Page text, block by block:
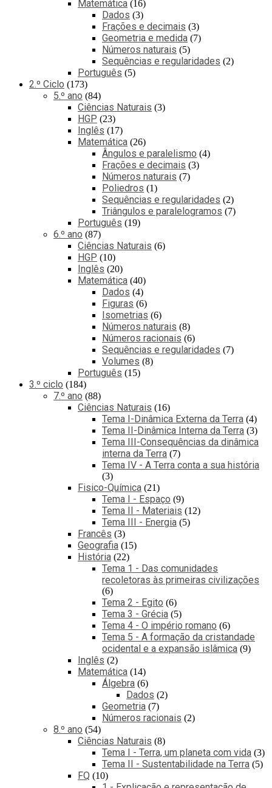
Matemática 16
Dados 3
Frações e decimais 3
Geometria e medida 7
Números naturais 5
Sequências e regularidades 2
Português 5
2.º Ciclo 173
5.º ano 84
Ciências Naturais 3
HGP 23
Inglês 17
Matemática 26
Ângulos e paralelismo 4
Frações e decimais 3
Números naturais 7
Poliedros 1
Sequências e regularidades 2
Triângulos e paralelogramos 7
Português 19
6.º ano 87
Ciências Naturais 6
HGP 10
Inglês 20
Matemática 40
Dados 4
Figuras 6
Isometrias 6
Números naturais 8
Números racionais 6
Sequências e regularidades 7
Volumes 8
Português 15
3.º ciclo 184
7.º ano 88
Ciências Naturais 16
Tema I-Dinâmica Externa da Terra 4
Tema II-Dinâmica Interna da Terra 3
Tema III-Consequências da dinâmica
interna da Terra 7
Tema IV - A Terra conta a sua história
3
Fisico-Química 21
Tema I - Espaço 9
Tema II - Materiais 12
Tema III - Energia 5
Francês 3
Geografia 15
História 22
Tema 1 - Das comunidades
recoletoras às primeiras civilizações
6
Tema 2 - Egito 6
Tema 3 - Grécia 5
Tema 4 - O império romano 6
Tema 5 - A formação da cristandade
ocidental e a expansão islâmica 9
Inglês 2
Matemática 14
Álgebra 6
Dados 2
Geometria 7
Números racionais 2
8.º ano 54
Ciências Naturais 8
Tema I - Terra, um planeta com vida 3
Tema II - Sustentabilidade na Terra 5
FQ 10